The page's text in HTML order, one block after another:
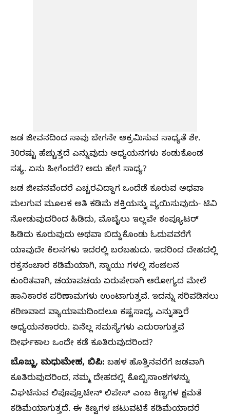
ಜಡ ಜೀವನದಿಂದ ಸಾವು ಬೇಗನೇ ಆಕ್ರಮಿಸುವ ಸಾಧ್ಯತೆ ಶೇ.
30ರಷ್ಟು ಹೆಚ್ಚುತ್ತದೆ ಎನ್ನುವುದು ಅಧ್ಯಯನಗಳು ಕಂಡುಕೊಂಡ
ಸತ್ಯ. ಏನು ಹೀಗೆಂದರೆ? ಅದು ಹೇಗೆ ಸಾಧ್ಯ?
ಜಡ ಜೀವನವೆಂದರೆ ಎಚ್ಚರವಿದ್ದಾಗ ಒಂದೆಡೆ ಕೂರುವ ಅಥವಾ
ಮಲಗುವ ಮೂಲಕ ಅತಿ ಕಡಿಮೆ ಶಕ್ತಿಯನ್ನು ವ್ಯಯಿಸುವುದು- ಟಿವಿ
ನೋಡುವುದರಿಂದ ಹಿಡಿದು, ಮೊಬೈಲು ಇಲ್ಲವೇ ಕಂಪ್ಯೂಟರ್‌
ಹಿಡಿದು ಕೂರುವುದು ಅಥವಾ ಬಿದ್ದುಕೊಂಡು ಓದುವವರೆಗೆ
ಯಾವುದೇ ಕೆಲಸಗಳು ಇದರಲ್ಲಿ ಬರಬಹುದು. ಇದರಿಂದ ದೇಹದಲ್ಲಿ
ರಕ್ತಸಂಚಾರ ಕಡಿಮೆಯಾಗಿ, ಸ್ನಾಯು ಗಳಲ್ಲಿ ಸಂಚಲನ
ಕುಂಠಿತವಾಗಿ, ಚಯಾಪಚಯ ಏರುಪೇರಾಗಿ ಆರೋಗ್ಯದ ಮೇಲೆ
ಹಾನಿಕಾರಕ ಪರಿಣಾಮಗಳು ಉಂಟಾಗುತ್ತವೆ. ಇದನ್ನು ಸರಿಪಡಿಸಲು
ಕಠಿಣವಾದ ವ್ಯಾಯಾಮದಿಂದಲೂ ಕಷ್ಟಸಾಧ್ಯ ಎನ್ನುತ್ತಾರೆ
ಅಧ್ಯಯನಕಾರರು. ಏನೆಲ್ಲ ಸಮಸ್ಯೆಗಳು ಎದುರಾಗುತ್ತವೆ
ದೀರ್ಘಕಾಲ ಒಂದೇ ಕಡೆ ಕೂತಿರುವುದರಿಂದ?
ಬೊಜ್ಜು, ಮಧುಮೇಹ, ಬಿಪಿ: ಬಹಳ ಹೊತ್ತಿನವರೆಗೆ ಜಡವಾಗಿ
ಕೂತಿರುವುದರಿಂದ, ನಮ್ಮ ದೇಹದಲ್ಲಿ ಕೊಬ್ಬಿನಾಂಶಗಳನ್ನು
ವಿಘಟಿಸುವ ಲಿಪೊಪ್ರೊಟೀನ್‌ ಲಿಪೇಸ್‌ ಎಂಬ ಕಿಣ್ವಗಳ ಕ್ಷಮತೆ
ಕಡಿಮೆಯಾಗುತ್ತದೆ. ಈ ಕಿಣ್ವಗಳ ಚಟುವಟಿಕೆ ಕಡಿಮೆಯಾದರೆ